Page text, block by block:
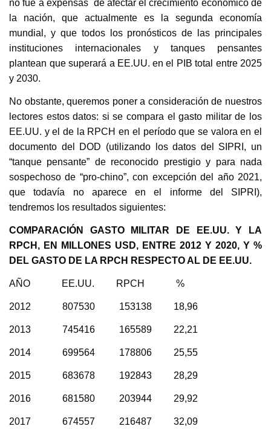
no fue a expensas de afectar el crecimiento económico de
la nación, que actualmente es la segunda economía
mundial, y que todos los pronósticos de las principales
instituciones internacionales y tanques pensantes
plantean que superará a EE.UU. en el PIB total entre 2025
y 2030.
No obstante, queremos poner a consideración de nuestros
lectores estos datos: si se compara el gasto militar de los
EE.UU. y el de la RPCH en el período que se valora en el
documento del DOD (utilizando los datos del SIPRI, un
“tanque pensante” de reconocido prestigio y para nada
sospechoso de “pro-chino”, con excepción del año 2021,
que todavía no aparece en el informe del SIPRI),
tendremos los resultados siguientes:
COMPARACIÓN GASTO MILITAR DE EE.UU. Y LA
RPCH, EN MILLONES USD, ENTRE 2012 Y 2020, Y %
DEL GASTO DE LA RPCH RESPECTO AL DE EE.UU.
AÑO EE.UU. RPCH %
2012 807530 153138 18,96
2013 745416 165589 22,21
2014 699564 178806 25,55
2015 683678 192843 28,29
2016 681580 203944 29,92
2017 674557 216487 32,09